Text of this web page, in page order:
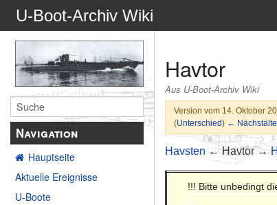
U-Boot-Archiv Wiki
Navigation
Hauptseite
Aktuelle Ereignisse
U-Boote
Havtor
Aus U-Boot-Archiv Wiki
Version vom 14. Oktober
(Unterschied) ←
Havsten ← Havtor →
!!! Bitte unbedingt